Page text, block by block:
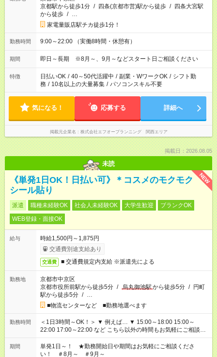
京都駅から徒歩1分 / 四条(京都市営)駅から徒歩 / 四条大宮駅
から徒歩 / …
家電量販店駅チカ徒歩1分！
勤務時間 9:00～22:00 （実働8時間・休憩有）
期間 即日～長期 ※8月～、9月～などスタート日ご相談ください
特徴 日払いOK / 40～50代活躍中 / 副業・WワークOK / シフト勤
務 / 10名以上の大量募集 / パソコンスキル不要
気になる！ 応募する 詳細へ
掲載元企業名 株式会社エフオープランニング 関西エリア
掲載日：2026.08.05
未読
NEW
《単発1日OK！日払い可》＊コスメのモクモク
シール貼り
派遣 職種未経験OK 社会人未経験OK 大学生歓迎
ブランクOK
WEB登録・面接OK
給与
時給1,500円～1,875円
交通費別途支給あり
交通費 ■ 交通費規定内支給 ※派遣先による
勤務地
京都市中京区
京都市役所前駅から徒歩5分 / 烏丸御池駅から徒歩5分 / 円町
駅から徒歩5分 / …
■物流センターなど ■勤務地選べます
勤務時間
＜1日3時間～OK！＞ ▼ 例えば… ▼ 15:00～18:00 15:00～
22:00 17:00～22:00 など こちら以外の時間もお気軽にご相談く
ださい！
期間
単発1日～！ ★勤務開始日や期間はお気軽にご相談くださ
い！ ＃8月～ ＃9月～